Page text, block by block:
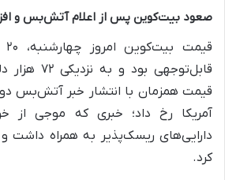
صعود بیت‌کوین پس از اعلام آتش‌بس و
قابل‌توجهی
قیمت همزمان با انتشار خبر آتش‌بس
آمریکا رخ داد؛ خبری که موجی از
دارایی‌های ریسک‌پذیر به همراه داشت و
کرد.